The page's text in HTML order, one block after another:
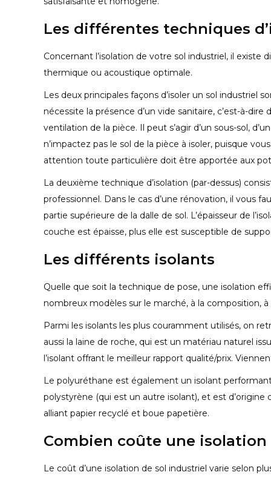
Les différentes techniques
Concernant l’isolation de votre sol industriel, il
thermique ou acoustique optimale.
Les deux principales façons d’isoler un sol industriel
nécessite la présence d’un vide sanitaire, c’est-à-
ventilation de la pièce. Il peut s’agir d’un sous-sol,
n’impactez pas le sol de la pièce à isoler, puisque
attention toute particulière doit être apportée aux
La deuxième technique d’isolation (par-dessus)
professionnel. Dans le cas d’une rénovation, il vous
partie supérieure de la dalle de sol. L’épaisseur de
couche est épaisse, plus elle est susceptible de
Les différents isolants
Quelle que soit la technique de pose, une isolation
nombreux modèles sur le marché, à la composition,
Parmi les isolants les plus couramment utilisés, on
aussi la laine de roche, qui est un matériau naturel
l’isolant offrant le meilleur rapport qualité/prix.
Le polyuréthane est également un isolant
polystyrène (qui est un autre isolant), et est
alliant papier recyclé et boue papetière.
Combien coûte une isolation
Le coût d’une isolation de sol industriel varie selon